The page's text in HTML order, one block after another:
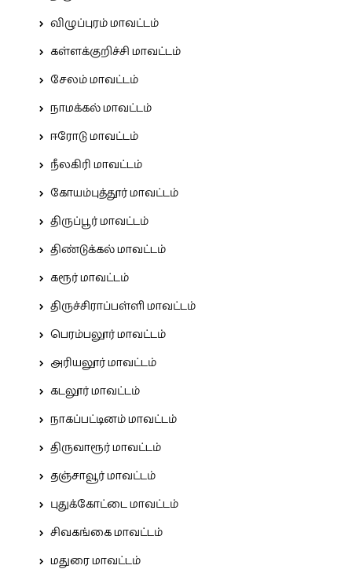
விழுப்புரம் மாவட்டம்
கள்ளக்குறிச்சி மாவட்டம்
சேலம் மாவட்டம்
நாமக்கல் மாவட்டம்
ஈரோடு மாவட்டம்
நீலகிரி மாவட்டம்
கோயம்புத்தூர் மாவட்டம்
திருப்பூர் மாவட்டம்
திண்டுக்கல் மாவட்டம்
கரூர் மாவட்டம்
திருச்சிராப்பள்ளி மாவட்டம்
பெரம்பலூர் மாவட்டம்
அரியலூர் மாவட்டம்
கடலூர் மாவட்டம்
நாகப்பட்டினம் மாவட்டம்
திருவாரூர் மாவட்டம்
தஞ்சாவூர் மாவட்டம்
புதுக்கோட்டை மாவட்டம்
சிவகங்கை மாவட்டம்
மதுரை மாவட்டம்